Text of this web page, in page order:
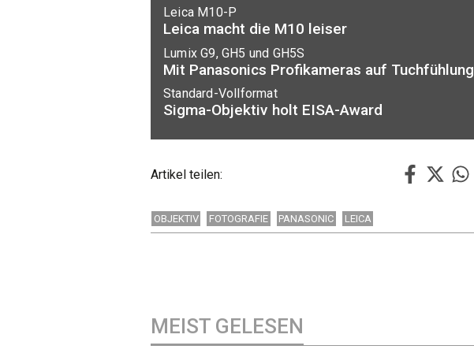
Leica M10-P
Leica macht die M10 leiser
Lumix G9, GH5 und GH5S
Mit Panasonics Profikameras auf Tuchfühlung
Standard-Vollformat
Sigma-Objektiv holt EISA-Award
Artikel teilen:
OBJEKTIV FOTOGRAFIE PANASONIC LEICA
MEIST GELESEN